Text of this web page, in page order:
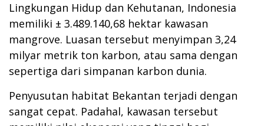
Lingkungan Hidup dan Kehutanan, Indonesia
memiliki ± 3.489.140,68 hektar kawasan
mangrove. Luasan tersebut menyimpan 3,24
milyar metrik ton karbon, atau sama dengan
sepertiga dari simpanan karbon dunia.
Penyusutan habitat Bekantan terjadi dengan
sangat cepat. Padahal, kawasan tersebut